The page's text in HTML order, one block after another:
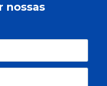
nossas